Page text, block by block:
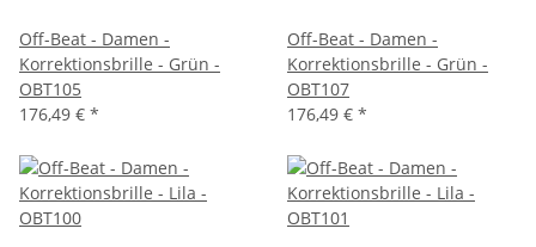
Off-Beat - Damen -
Korrektionsbrille - Grün -
OBT105
176,49 € *
Off-Beat - Damen -
Korrektionsbrille - Grün -
OBT107
176,49 € *